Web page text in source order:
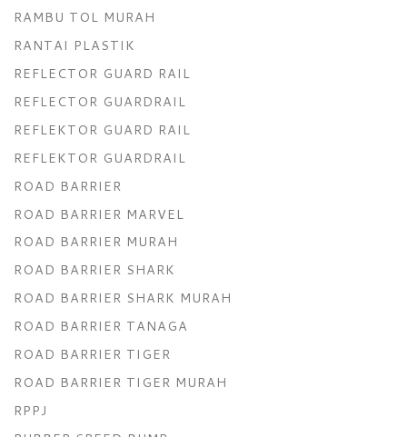
RAMBU TOL MURAH
RANTAI PLASTIK
REFLECTOR GUARD RAIL
REFLECTOR GUARDRAIL
REFLEKTOR GUARD RAIL
REFLEKTOR GUARDRAIL
ROAD BARRIER
ROAD BARRIER MARVEL
ROAD BARRIER MURAH
ROAD BARRIER SHARK
ROAD BARRIER SHARK MURAH
ROAD BARRIER TANAGA
ROAD BARRIER TIGER
ROAD BARRIER TIGER MURAH
RPPJ